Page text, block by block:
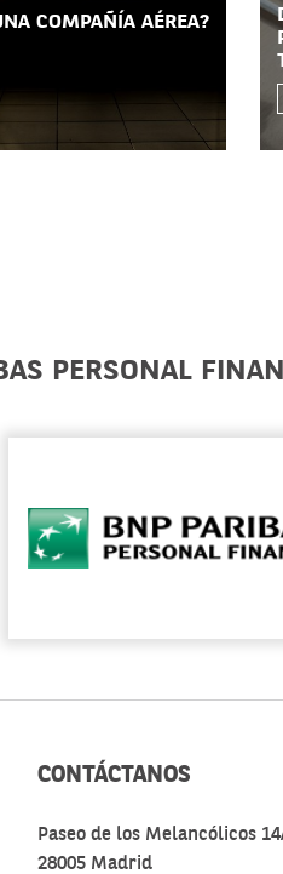
COMPAÑÍA AÉREA?
PERSONAL
CONTÁCTANOS
Paseo de los Melancólicos
28005 Madrid